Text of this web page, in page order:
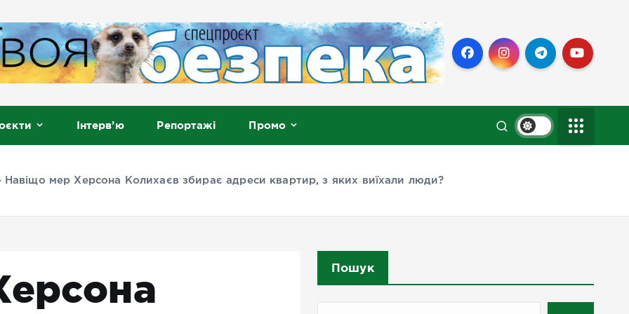
Інтерв’ю Репортажі Промо
Навіщо мер Херсона Колихаєв збирає адреси квартир, з яких виїхали люди?
Пошук